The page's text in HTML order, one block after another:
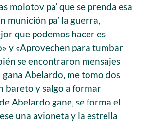
molotov pa’ que se prenda esa
munición pa’ la guerra,
que podemos hacer es
y «Aprovechen para tumbar
se encontraron mensajes
gana Abelardo, me tomo dos
bareto y salgo a formar
Abelardo gane, se forma el
una avioneta y la estrella